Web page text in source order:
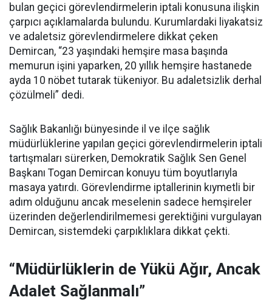
bulan geçici görevlendirmelerin iptali konusuna ilişkin
çarpıcı açıklamalarda bulundu. Kurumlardaki liyakatsiz
ve adaletsiz görevlendirmelere dikkat çeken
Demircan, “23 yaşındaki hemşire masa başında
memurun işini yaparken, 20 yıllık hemşire hastanede
ayda 10 nöbet tutarak tükeniyor. Bu adaletsizlik derhal
çözülmeli” dedi.
Sağlık Bakanlığı bünyesinde il ve ilçe sağlık
müdürlüklerine yapılan geçici görevlendirmelerin iptali
tartışmaları sürerken, Demokratik Sağlık Sen Genel
Başkanı Togan Demircan konuyu tüm boyutlarıyla
masaya yatırdı. Görevlendirme iptallerinin kıymetli bir
adım olduğunu ancak meselenin sadece hemşireler
üzerinden değerlendirilmemesi gerektiğini vurgulayan
Demircan, sistemdeki çarpıklıklara dikkat çekti.
“Müdürlüklerin de Yükü Ağır, Ancak
Adalet Sağlanmalı”